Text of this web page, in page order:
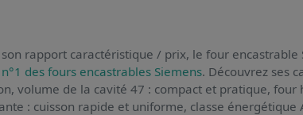
rapport caractéristique / prix, le four encastrable
n°1 des fours encastrables Siemens. Découvrez ses
volume de la cavité 47 : compact et pratique, four
: cuisson rapide et uniforme, classe énergétique